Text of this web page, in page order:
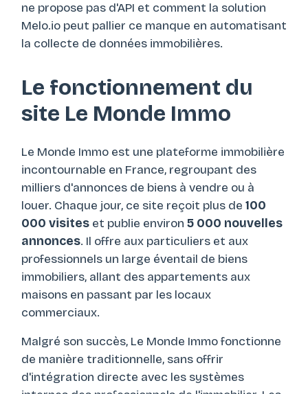
ne propose pas d'API et comment la solution
Melo.io peut pallier ce manque en automatisant
la collecte de données immobilières.
Le fonctionnement du
site Le Monde Immo
Le Monde Immo est une plateforme immobilière
incontournable en France, regroupant des
milliers d'annonces de biens à vendre ou à
louer. Chaque jour, ce site reçoit plus de 100
000 visites et publie environ 5 000 nouvelles
annonces. Il offre aux particuliers et aux
professionnels un large éventail de biens
immobiliers, allant des appartements aux
maisons en passant par les locaux
commerciaux.
Malgré son succès, Le Monde Immo fonctionne
de manière traditionnelle, sans offrir
d'intégration directe avec les systèmes